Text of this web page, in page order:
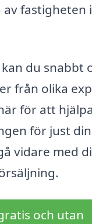
fastigheten
du snabbt
från olika
för att
för just
vidare med
och utan